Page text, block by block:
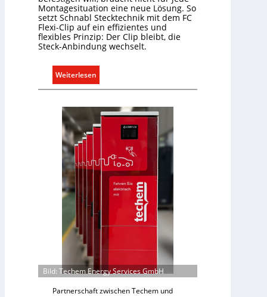
a
r
f
s
g
e
e
h
t
f
a
e
n
d
r
e
Montagesituation eine neue Lösung. So
setzt Schnabl Stecktechnik mit dem FC
Flexi-Clip auf ein effizientes und
flexibles Prinzip: Der Clip bleibt, die
Steck-Anbindung wechselt.
Weiterlesen
E
n
C
p
a
U
n
t
Bild: Techem Energy Services GmbH
Partnerschaft zwischen Techem und